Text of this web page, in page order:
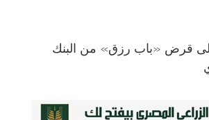
قرض «باب رزق» من البنك